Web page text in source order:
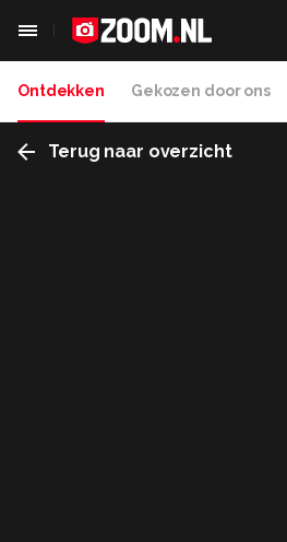
Ontdekken Gekozen door ons
Terug naar overzicht